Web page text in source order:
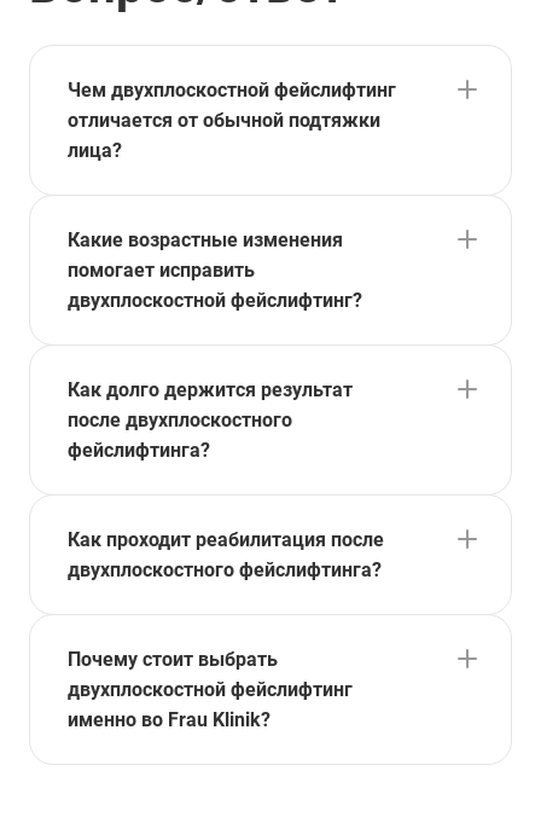
Чем двухплоскостной фейслифтинг
отличается от обычной подтяжки
лица?
Какие возрастные изменения
помогает исправить
двухплоскостной фейслифтинг?
Как долго держится результат
после двухплоскостного
фейслифтинга?
Как проходит реабилитация после
двухплоскостного фейслифтинга?
Почему стоит выбрать
двухплоскостной фейслифтинг
именно во Frau Klinik?